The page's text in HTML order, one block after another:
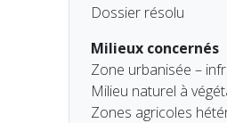
Dossier résolu
Milieux concernés
Zone urbanisée –
Milieu naturel à
Zones agricoles